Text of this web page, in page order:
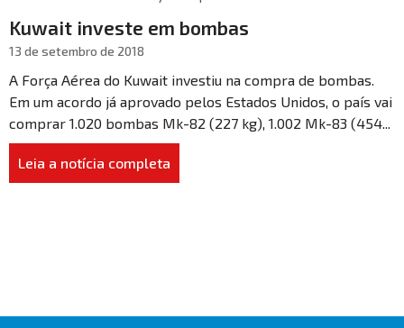
Kuwait investe em bombas
13 de setembro de 2018
A Força Aérea do Kuwait investiu na compra de bombas.
Em um acordo já aprovado pelos Estados Unidos, o país vai
comprar 1.020 bombas Mk-82 (227 kg), 1.002 Mk-83 (454...
Leia a notícia completa